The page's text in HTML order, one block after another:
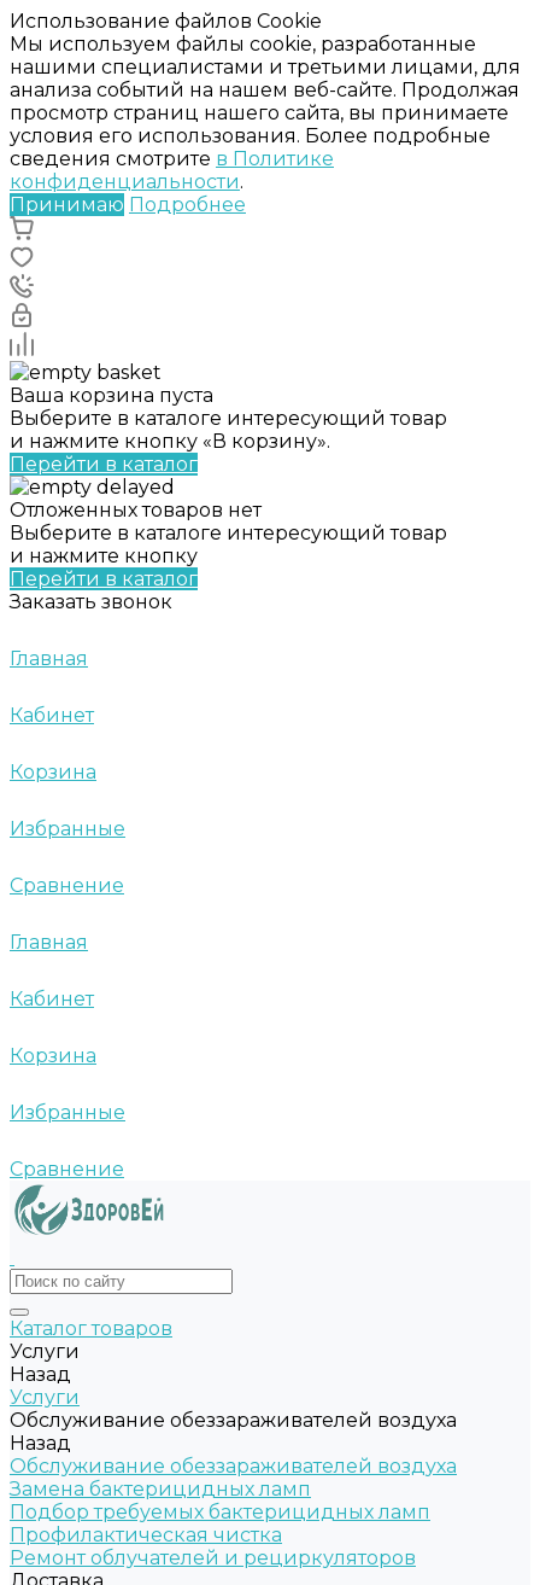
Использование файлов Cookie
Мы используем файлы cookie, разработанные
нашими специалистами и третьими лицами, для
анализа событий на нашем веб-сайте. Продолжая
просмотр страниц нашего сайта, вы принимаете
условия его использования. Более подробные
сведения смотрите в Политике
конфиденциальности.
Принимаю Подробнее
Ваша корзина пуста
Выберите в каталоге интересующий товар
и нажмите кнопку «В корзину».
Перейти в каталог
Отложенных товаров нет
Выберите в каталоге интересующий товар
и нажмите кнопку
Перейти в каталог
Заказать звонок
Главная
Кабинет
Корзина
Избранные
Сравнение
Главная
Кабинет
Корзина
Избранные
Сравнение
Каталог товаров
Услуги
Назад
Услуги
Обслуживание обеззараживателей воздуха
Назад
Обслуживание обеззараживателей воздуха
Замена бактерицидных ламп
Подбор требуемых бактерицидных ламп
Профилактическая чистка
Ремонт облучателей и рециркуляторов